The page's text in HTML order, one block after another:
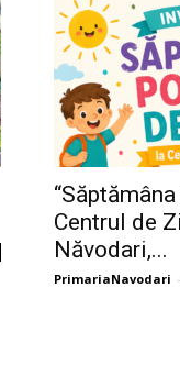
Centrul de
Năvodari,...
PrimariaNavodari -